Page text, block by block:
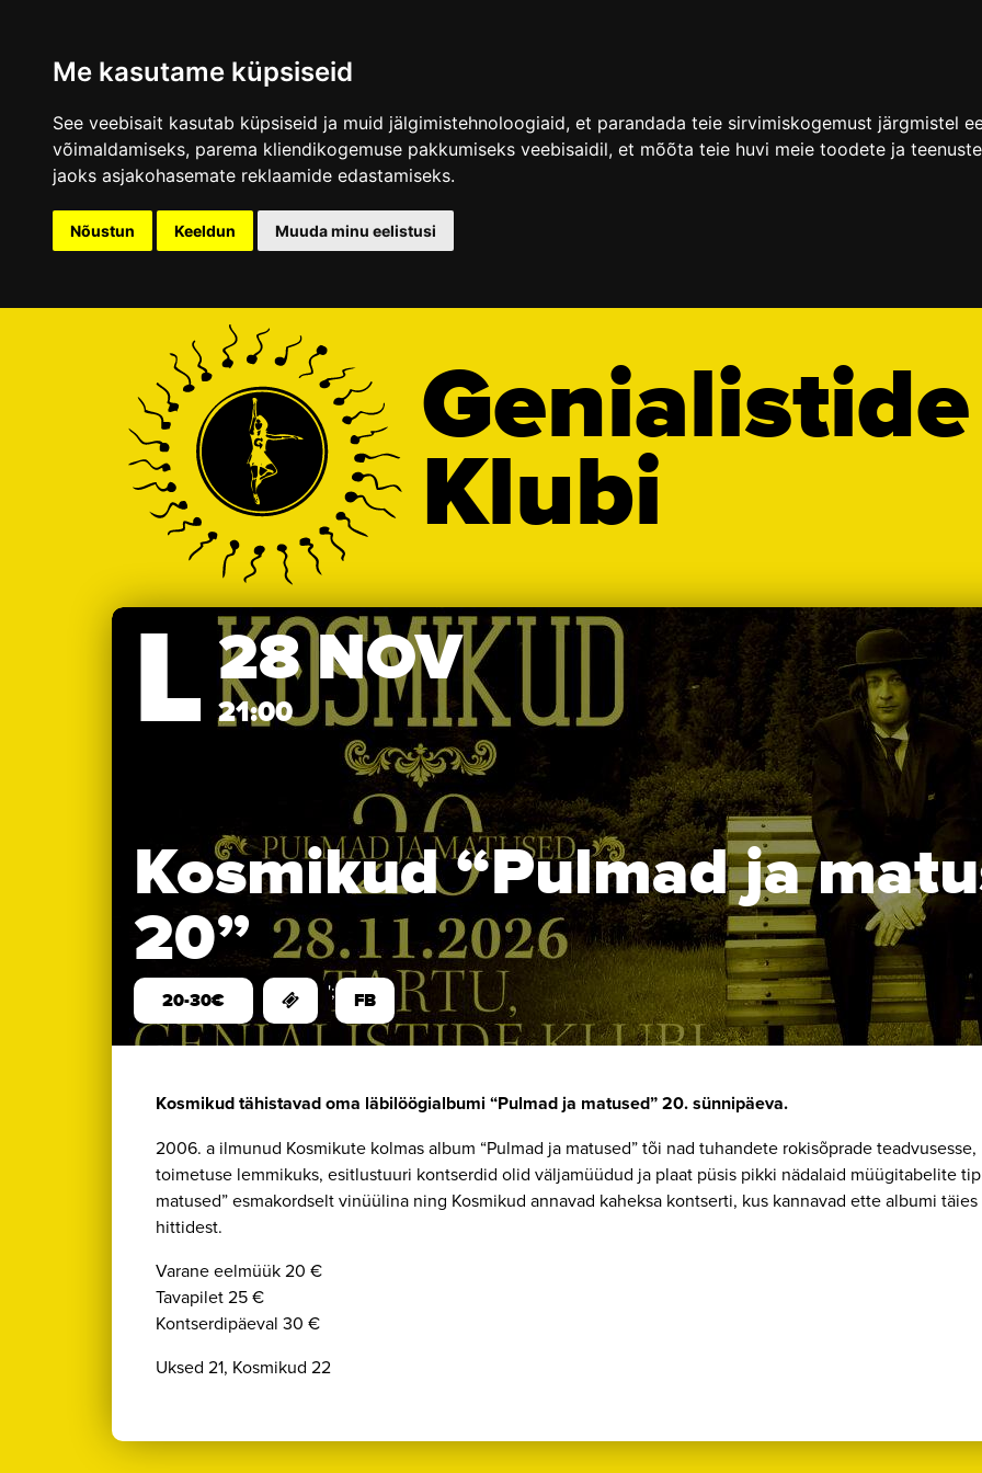
Me kasutame küpsiseid
See veebisait kasutab küpsiseid ja muid jälgimistehnoloogiaid, et parandada teie sirvimiskogemust järgmistel
võimaldamiseks, parema kliendikogemuse pakkumiseks veebisaidil, et mõõta teie huvi meie toodete ja
jaoks asjakohasemate reklaamide edastamiseks.
Nõustun Keeldun Muuda minu eelistusi
Genialistide
Klubi
L 28 NOV
21:00
Kosmikud “Pulmad ja
20”
20-30€ '; FB
Kosmikud tähistavad oma läbilöögialbumi “Pulmad ja matused” 20. sünnipäeva.
2006. a ilmunud Kosmikute kolmas album “Pulmad ja matused” tõi nad tuhandete rokisõprade
toimetuse lemmikuks, esitlustuuri kontserdid olid väljamüüdud ja plaat püsis pikki nädalaid müügitabelite
matused” esmakordselt vinüülina ning Kosmikud annavad kaheksa kontserti, kus kannavad ette albumi
hittidest.
Varane eelmüük 20 €
Tavapilet 25 €
Kontserdipäeval 30 €
Uksed 21, Kosmikud 22